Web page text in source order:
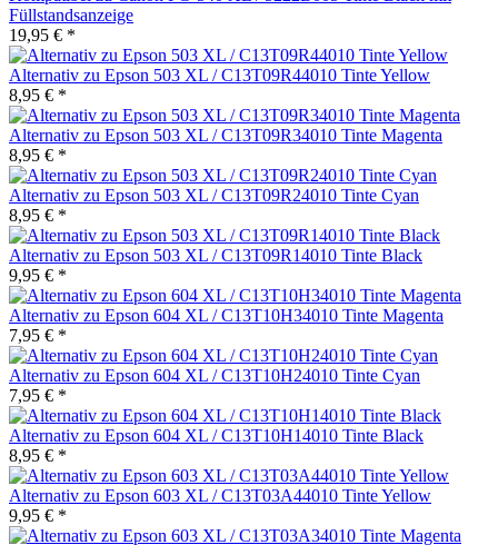
Füllstandsanzeige
19,95 € *
Alternativ zu Epson 503 XL / C13T09R44010 Tinte Yellow
8,95 € *
Alternativ zu Epson 503 XL / C13T09R34010 Tinte Magenta
8,95 € *
Alternativ zu Epson 503 XL / C13T09R24010 Tinte Cyan
8,95 € *
Alternativ zu Epson 503 XL / C13T09R14010 Tinte Black
9,95 € *
Alternativ zu Epson 604 XL / C13T10H34010 Tinte Magenta
7,95 € *
Alternativ zu Epson 604 XL / C13T10H24010 Tinte Cyan
7,95 € *
Alternativ zu Epson 604 XL / C13T10H14010 Tinte Black
8,95 € *
Alternativ zu Epson 603 XL / C13T03A44010 Tinte Yellow
9,95 € *